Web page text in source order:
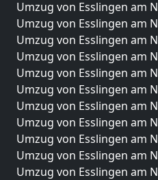
Umzug von Esslingen am
Umzug von Esslingen am
Umzug von Esslingen am
Umzug von Esslingen am
Umzug von Esslingen am
Umzug von Esslingen am
Umzug von Esslingen am
Umzug von Esslingen am
Umzug von Esslingen am
Umzug von Esslingen am
Umzug von Esslingen am